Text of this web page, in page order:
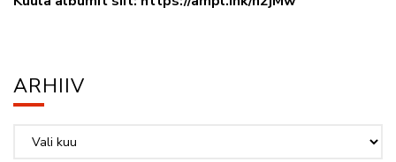
ARHIIV